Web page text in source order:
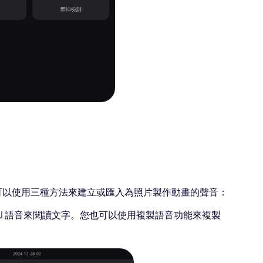
使用三種方法來建立或匯入為照片製作動畫的聲音：
音來閱讀文字。您也可以使用複製語音功能來複製